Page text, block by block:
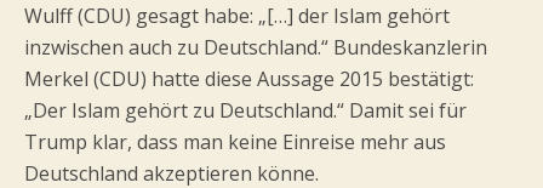
Wulff (CDU) gesagt habe: „[…] der Islam gehört
inzwischen auch zu Deutschland.“ Bundeskanzlerin
Merkel (CDU) hatte diese Aussage 2015 bestätigt:
„Der Islam gehört zu Deutschland.“ Damit sei für
Trump klar, dass man keine Einreise mehr aus
Deutschland akzeptieren könne.